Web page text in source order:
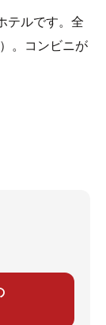
テルです。全
。コンビニが